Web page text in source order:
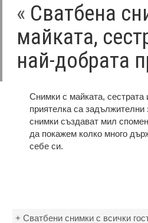
« Сватбена
майката,
най-добрата
Снимки с майката, сестрата
приятелка са задължителни
снимки създават мил
да покажем колко много
себе си.
+ Сватбени снимки с всички